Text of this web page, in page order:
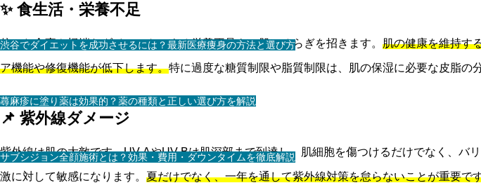
渋谷でダイエットを成功させるには？最新医療痩身の方法と選び方
蕁麻疹に塗り薬は効果的？薬の種類と正しい選び方を解説
サブシジョン全顔施術とは？効果・費用・ダウンタイムを徹底解説
✨ 食生活・栄養不足
偏った食事や極端なダイエットによる栄養不足も、肌のゆらぎを招きます。 肌の健康を維持す
ア機能や修復機能が低下します。特に過度な糖質制限や脂質制限は、肌の保湿に必要な皮脂の
📌 紫外線ダメージ
紫外線は肌の大敵です。UV-AやUV-Bは肌深部まで到達し、肌細胞を傷つけるだけでなく、
激に対して敏感になります。 夏だけでなく、一年を通して紫外線対策を怠らないことが重要で